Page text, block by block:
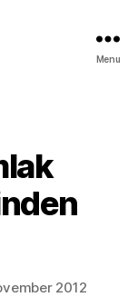
Menu
2012